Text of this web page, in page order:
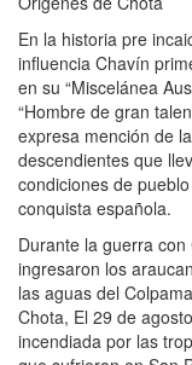
En la historia pre
influencia Chavín
en su “Miscelánea
“Hombre de gran
expresa mención de
descendientes que
condiciones de
conquista española.
Durante la guerra
ingresaron los
las aguas del
Chota, El 29 de
incendiada por las